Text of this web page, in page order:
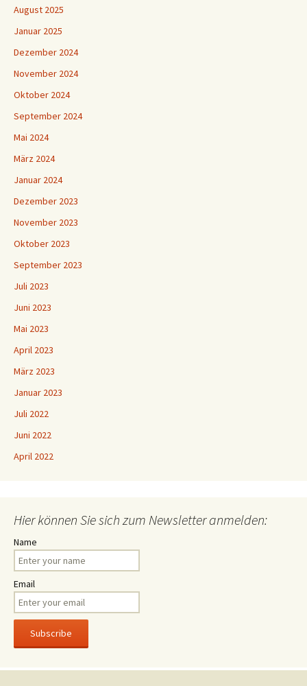
August 2025
Januar 2025
Dezember 2024
November 2024
Oktober 2024
September 2024
Mai 2024
März 2024
Januar 2024
Dezember 2023
November 2023
Oktober 2023
September 2023
Juli 2023
Juni 2023
Mai 2023
April 2023
März 2023
Januar 2023
Juli 2022
Juni 2022
April 2022
Hier können Sie sich zum Newsletter anmelden:
Name
Email